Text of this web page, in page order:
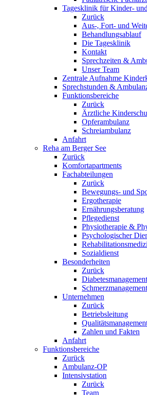
Tagesklinik für Kinder-
Zurück
Aus-, Fort- und
Behandlungsablauf
Die Tagesklinik
Kontakt
Sprechzeiten &
Unser Team
Zentrale Aufnahme
Sprechstunden &
Funktionsbereiche
Zurück
Ärztliche
Opferambulanz
Schreiambulanz
Anfahrt
Reha am Berger See
Zurück
Komfortapartments
Fachabteilungen
Zurück
Bewegungs- und
Ergotherapie
Ernährungsberatung
Pflegedienst
Physiotherapie &
Psychologischer
Sozialdienst
Besonderheiten
Zurück
Diabetesmanagement
Schmerzmanagement
Unternehmen
Zurück
Betriebsleitung
Zahlen und Fakten
Anfahrt
Funktionsbereiche
Zurück
Ambulanz-OP
Intensivstation
Zurück
Team